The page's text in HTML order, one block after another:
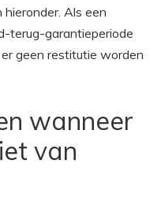
Als een
terug-garantieperiode
geen restitutie worden
wanneer
van